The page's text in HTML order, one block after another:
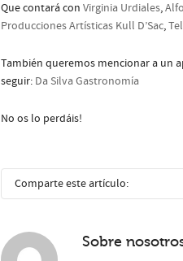
Que contará con Virginia Urdiales,
Producciones Artísticas Kull D’Sac,
También queremos mencionar a un
seguir: Da Silva Gastronomía
No os lo perdáis!
Comparte este artículo:
Sobre